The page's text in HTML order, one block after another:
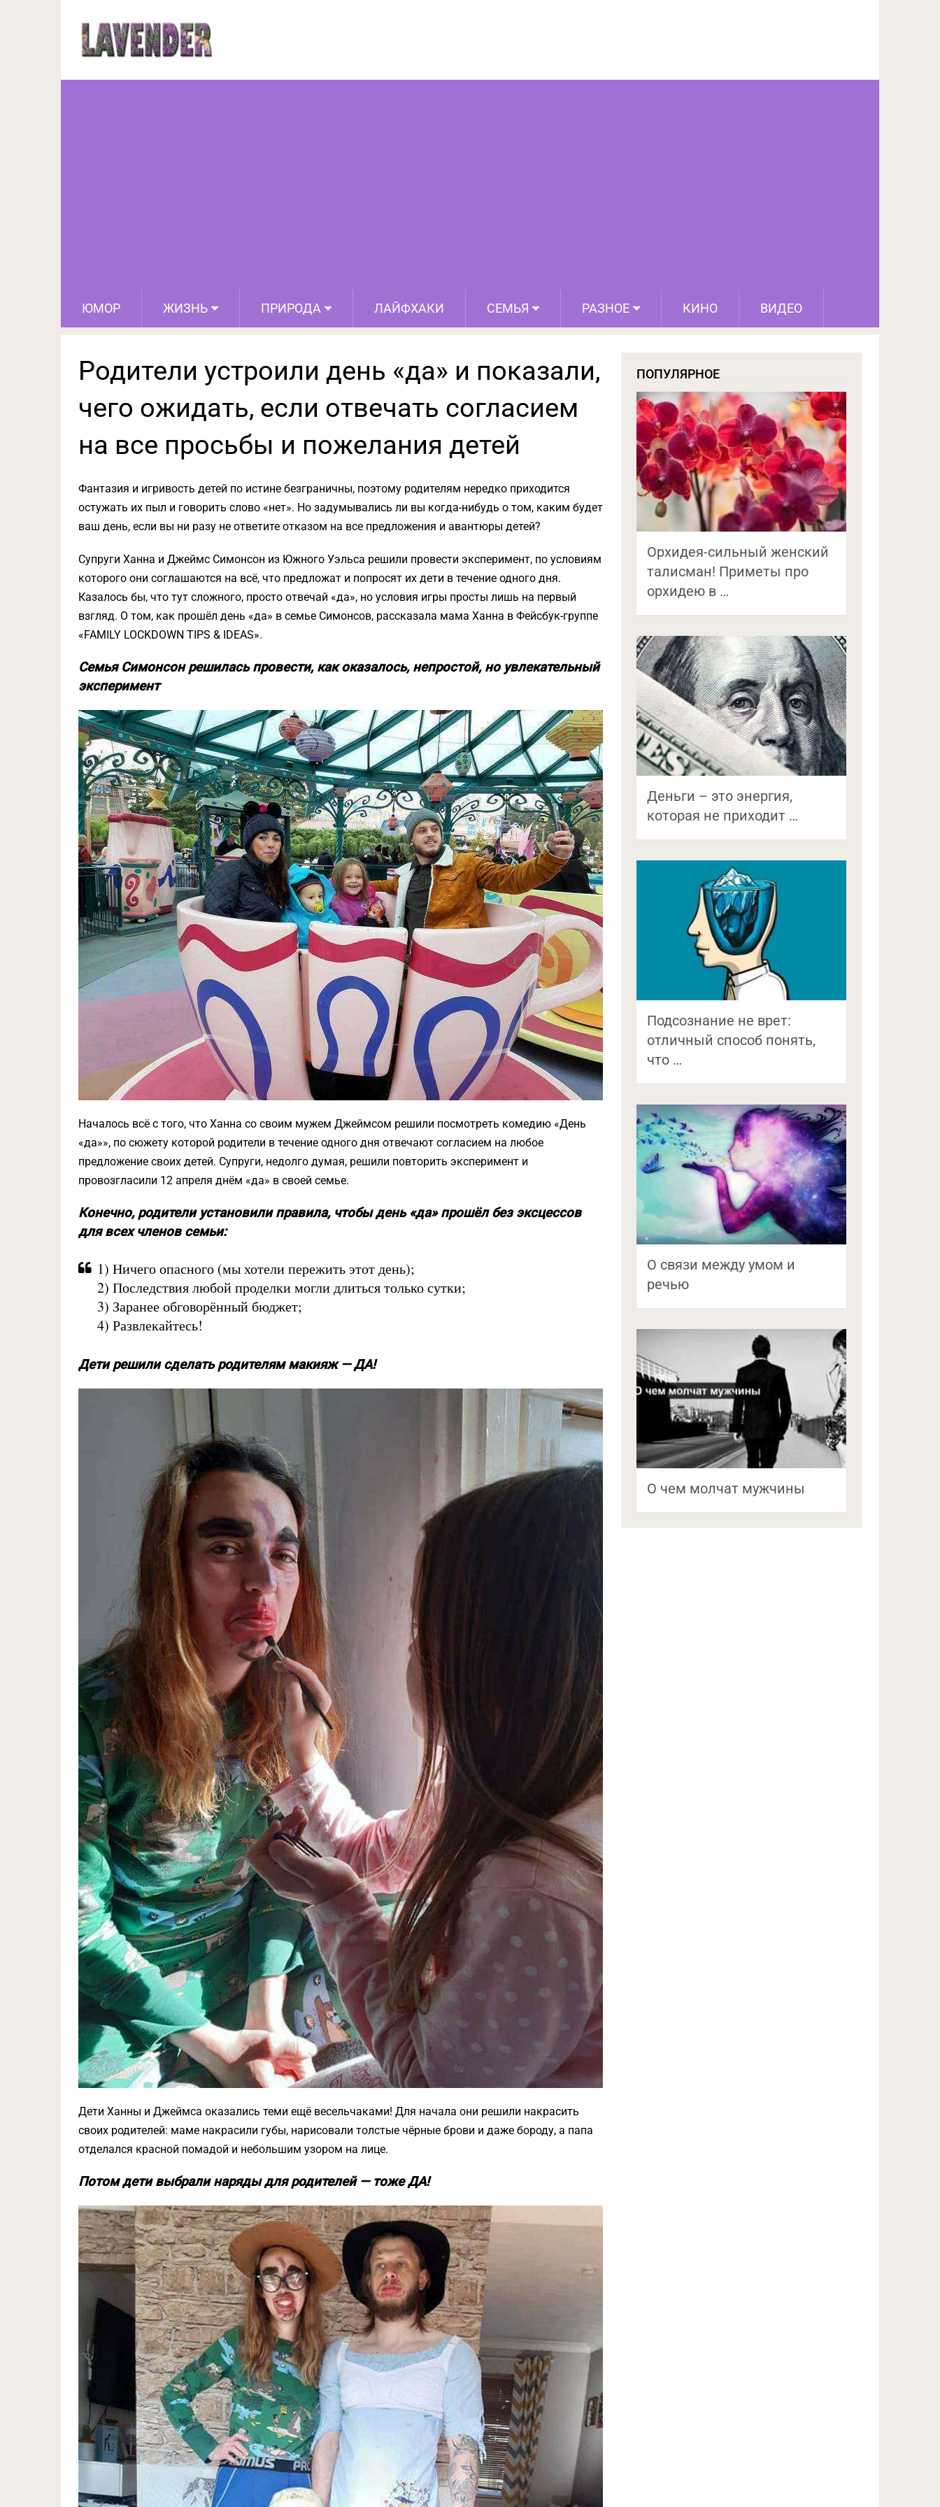
ЮМОР ЖИЗНЬ ПРИРОДА ЛАЙФХАКИ СЕМЬЯ РАЗНОЕ КИНО ВИДЕО
Родители устроили день «да» и показали, чего ожидать, если
отвечать согласием на все просьбы и пожелания детей
Родители устроили день «да» и показали,
чего ожидать, если отвечать согласием
на все просьбы и пожелания детей
Фантазия и игривость детей по истине безграничны, поэтому родителям нередко приходится
остужать их пыл и говорить слово «нет». Но задумывались ли вы когда-нибудь о том, каким будет
ваш день, если вы ни разу не ответите отказом на все предложения и авантюры детей?
Супруги Ханна и Джеймс Симонсон из Южного Уэльса решили провести эксперимент, по условиям
которого они соглашаются на всё, что предложат и попросят их дети в течение одного дня.
Казалось бы, что тут сложного, просто отвечай «да», но условия игры просты лишь на первый
взгляд. О том, как прошёл день «да» в семье Симонсов, рассказала мама Ханна в Фейсбук-группе
«FAMILY LOCKDOWN TIPS & IDEAS».
Семья Симонсон решилась провести, как оказалось, непростой, но увлекательный
эксперимент
Началось всё с того, что Ханна со своим мужем Джеймсом решили посмотреть комедию «День
«да»», по сюжету которой родители в течение одного дня отвечают согласием на любое
предложение своих детей. Супруги, недолго думая, решили повторить эксперимент и
провозгласили 12 апреля днём «да» в своей семье.
Конечно, родители установили правила, чтобы день «да» прошёл без эксцессов
для всех членов семьи:
1) Ничего опасного (мы хотели пережить этот день);
2) Последствия любой проделки могли длиться только сутки;
3) Заранее обговорённый бюджет;
4) Развлекайтесь!
Дети решили сделать родителям макияж — ДА!
Дети Ханны и Джеймса оказались теми ещё весельчаками! Для начала они решили накрасить
своих родителей: маме накрасили губы, нарисовали толстые чёрные брови и даже бороду, а папа
отделался красной помадой и небольшим узором на лице.
Потом дети выбрали наряды для родителей — тоже ДА!
ПОПУЛЯРНОЕ
Орхидея-сильный женский
талисман! Приметы про
орхидею в …
Деньги – это энергия,
которая не приходит …
Подсознание не врет:
отличный способ понять,
что …
О связи между умом и
речью
О чем молчат мужчины